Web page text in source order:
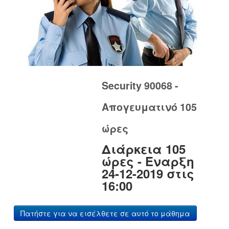
Security 90068 -
Απογευματινό 105
ώρες
Διάρκεια 105
ώρες - Έναρξη
24-12-2019 στις
16:00
Πατήστε για να εισέλθετε σε αυτό το μάθημα